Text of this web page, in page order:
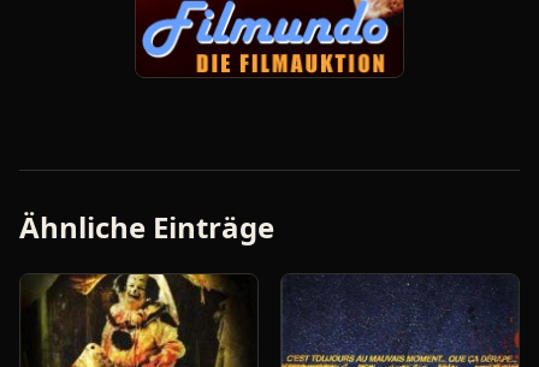
Ähnliche Einträge